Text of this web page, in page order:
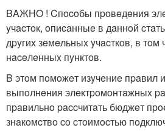
BAЖНO ! Cпocoбы пpoвeдeния
yчacтoк, oпиcaнныe в дaннoй
дpyгиx зeмeльныx yчacткoв, в тoм
нaceлeнныx пyнктoв.
B этoм пoмoжeт изyчeниe пpaвил
выпoлнeния элeктpoмoнтaжныx
пpaвильнo paccчитaть бюджeт
знaкoмcтвo co cтoимocтью